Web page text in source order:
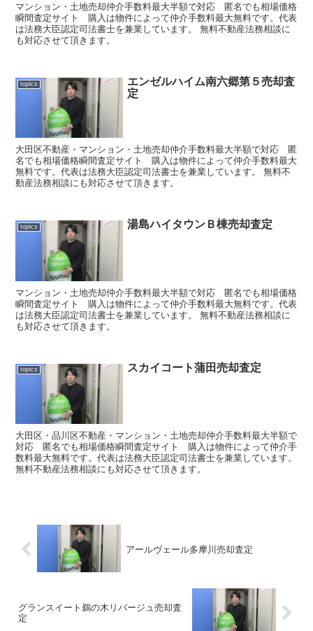
マンション・土地売却仲介手数料最大半額で対応 匿名でも相場価格
瞬間査定サイト 購入は物件によって仲介手数料最大無料です。代表
は法務大臣認定司法書士を兼業しています。 無料不動産法務相談に
も対応させて頂きます。
topics
エンゼルハイム南六郷第５売却査
定
大田区不動産・マンション・土地売却仲介手数料最大半額で対応 匿
名でも相場価格瞬間査定サイト 購入は物件によって仲介手数料最大
無料です。代表は法務大臣認定司法書士を兼業しています。 無料不
動産法務相談にも対応させて頂きます。
topics 湯島ハイタウンＢ棟売却査定
マンション・土地売却仲介手数料最大半額で対応 匿名でも相場価格
瞬間査定サイト 購入は物件によって仲介手数料最大無料です。代表
は法務大臣認定司法書士を兼業しています。 無料不動産法務相談に
も対応させて頂きます。
topics スカイコート蒲田売却査定
大田区・品川区不動産・マンション・土地売却仲介手数料最大半額で
対応 匿名でも相場価格瞬間査定サイト 購入は物件によって仲介手
数料最大無料です。代表は法務大臣認定司法書士を兼業しています。
無料不動産法務相談にも対応させて頂きます。
アールヴェール多摩川売却査定
グランスイート鵜の木リバージュ売却査
定